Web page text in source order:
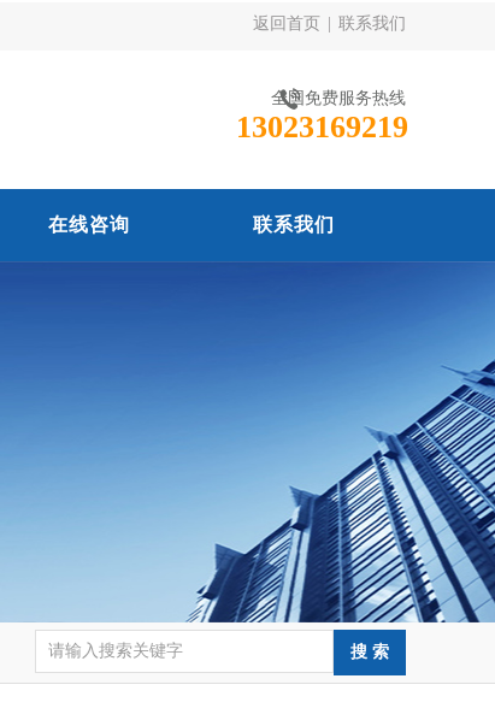
返回首页 联系我们
全国免费服务热线
13023169219
在线咨询 联系我们